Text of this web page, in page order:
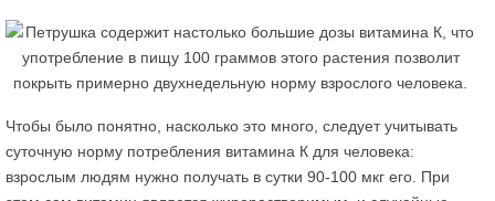
Чтобы было понятно, насколько это много, следует учитывать
суточную норму потребления витамина К для человека:
взрослым людям нужно получать в сутки 90-100 мкг его. При